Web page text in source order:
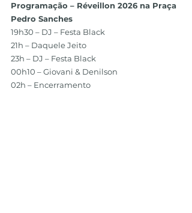
Programação – Réveillon 2026 na Praça
Pedro Sanches
19h30 – DJ – Festa Black
21h – Daquele Jeito
23h – DJ – Festa Black
00h10 – Giovani & Denilson
02h – Encerramento